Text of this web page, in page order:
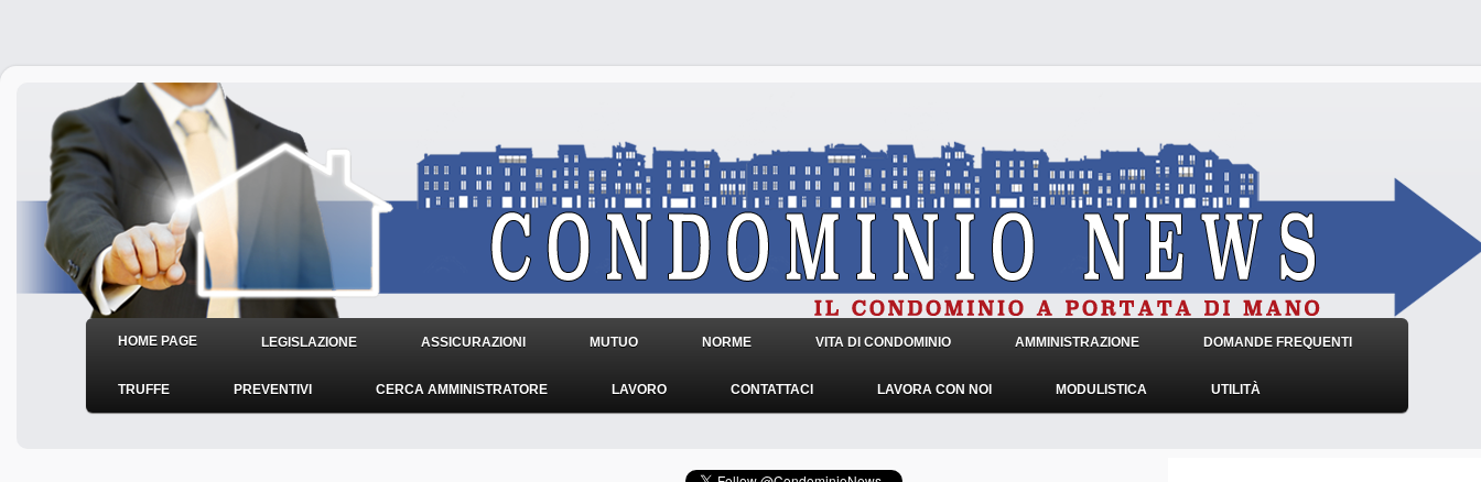
HOME PAGE LEGISLAZIONE ASSICURAZIONI MUTUO NORME VITA DI CONDOMINIO AMMINISTRAZIONE DOMANDE FREQUENTI
TRUFFE PREVENTIVI CERCA AMMINISTRATORE LAVORO CONTATTACI LAVORA CON NOI MODULISTICA UTILITÀ